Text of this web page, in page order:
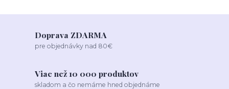
Doprava ZDARMA
pre objednávky nad 80€
Viac než 10 000 produktov
skladom a čo nemáme hned objednáme